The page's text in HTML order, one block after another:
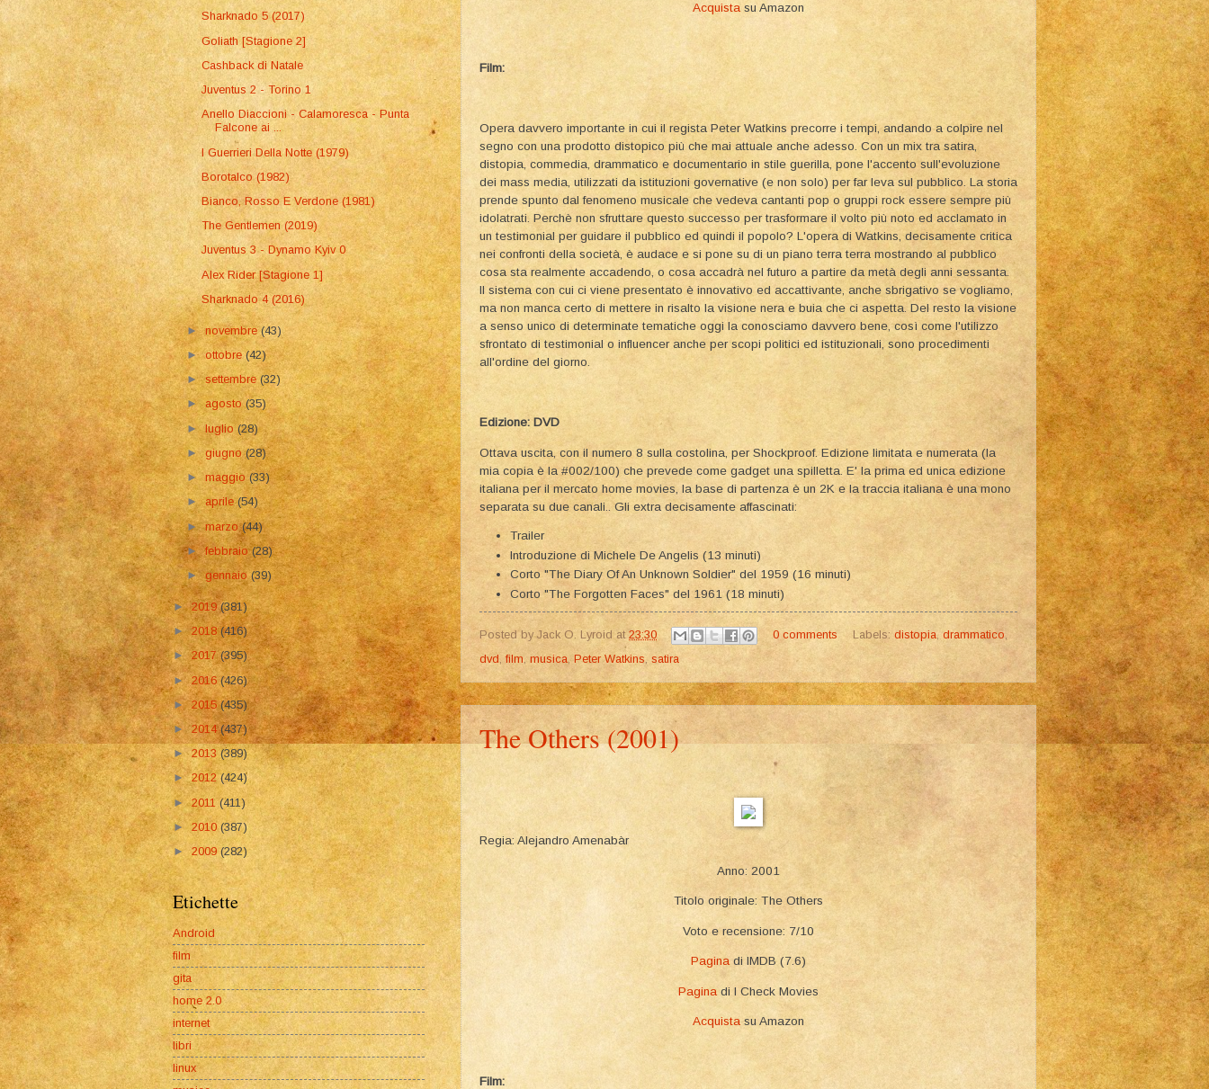
Acquista su Amazon
Film:
Opera davvero importante in cui il regista Peter Watkins precorre i tempi, andando a colpire nel
segno con una prodotto distopico più che mai attuale anche adesso. Con un mix tra satira,
distopia, commedia, drammatico e documentario in stile guerilla, pone l'accento sull'evoluzione
dei mass media, utilizzati da istituzioni governative (e non solo) per far leva sul pubblico. La storia
prende spunto dal fenomeno musicale che vedeva cantanti pop o gruppi rock essere sempre più
idolatrati. Perchè non sfruttare questo successo per trasformare il volto più noto ed acclamato in
un testimonial per guidare il pubblico ed quindi il popolo? L'opera di Watkins, decisamente critica
nei confronti della società, è audace e si pone su di un piano terra terra mostrando al pubblico
cosa sta realmente accadendo, o cosa accadrà nel futuro a partire da metà degli anni sessanta.
Il sistema con cui ci viene presentato è innovativo ed accattivante, anche sbrigativo se vogliamo,
ma non manca certo di mettere in risalto la visione nera e buia che ci aspetta. Del resto la visione
a senso unico di determinate tematiche oggi la conosciamo davvero bene, così come l'utilizzo
sfrontato di testimonial o influencer anche per scopi politici ed istituzionali, sono procedimenti
all'ordine del giorno.
Edizione: DVD
Ottava uscita, con il numero 8 sulla costolina, per Shockproof. Edizione limitata e numerata (la
mia copia è la #002/100) che prevede come gadget una spilletta. E' la prima ed unica edizione
italiana per il mercato home movies, la base di partenza è un 2K e la traccia italiana è una mono
separata su due canali.. Gli extra decisamente affascinati:
Trailer
Introduzione di Michele De Angelis (13 minuti)
Corto "The Diary Of An Unknown Soldier" del 1959 (16 minuti)
Corto "The Forgotten Faces" del 1961 (18 minuti)
Posted byJack O. Lyroid at 23:30 0 comments Labels: distopia, drammatico,
dvd ,film , musica, Peter Watkins satira
The Others (2001)
Regia: Alejandro Amenabàr
Anno: 2001
Titolo originale: The Others
Voto e recensione: 7/10
Paginadi IMDB (7.6)
Pagina di I Check Movies
Acquista su Amazon
Film:
Sharknado 5 (2017)
Goliath [Stagione 2]
Cashback di Natale
Juventus 2 - Torino 1
Anello Diaccioni - Calamoresca - Punta
Falcone ai ...
I Guerrieri Della Notte (1979)
Borotalco (1982)
Bianco, Rosso E Verdone (1981)
The Gentlemen (2019)
Juventus 3 - Dynamo Kyiv 0
Alex Rider [Stagione 1]
Sharknado 4 (2016)
►novembre(43)
►ottobre(42)
►settembre(32)
►agosto(35)
►luglio(28)
►giugno(28)
►maggio(33)
►aprile(54)
►marzo(44)
►febbraio(28)
►gennaio(39)
►2019(381)
►2018(416)
►2017(395)
►2016(426)
►2015(435)
►2014(437)
► 2013(389)
►2012(424)
►2011(411)
►2010(387)
►2009(282)
Etichette
Android
film
gita
home 2.0
internet
libri
linux